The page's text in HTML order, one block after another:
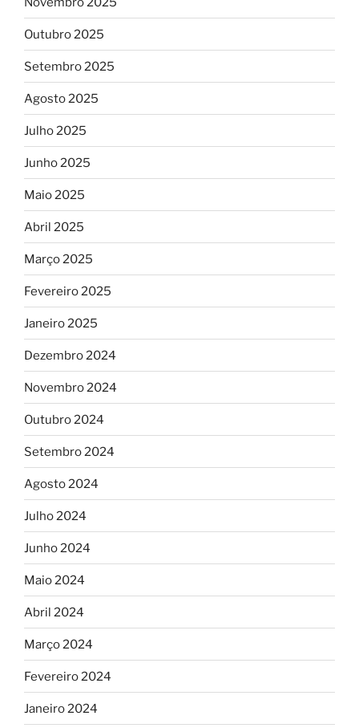
Outubro 2025
Setembro 2025
Agosto 2025
Julho 2025
Junho 2025
Maio 2025
Abril 2025
Março 2025
Fevereiro 2025
Janeiro 2025
Dezembro 2024
Novembro 2024
Outubro 2024
Setembro 2024
Agosto 2024
Julho 2024
Junho 2024
Maio 2024
Abril 2024
Março 2024
Fevereiro 2024
Janeiro 2024